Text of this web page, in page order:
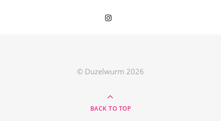
© Duzelwurm 2026
BACK TO TOP